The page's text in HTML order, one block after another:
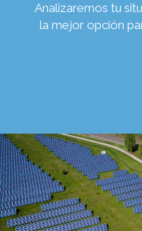
Analizaremos tu
la mejor opción